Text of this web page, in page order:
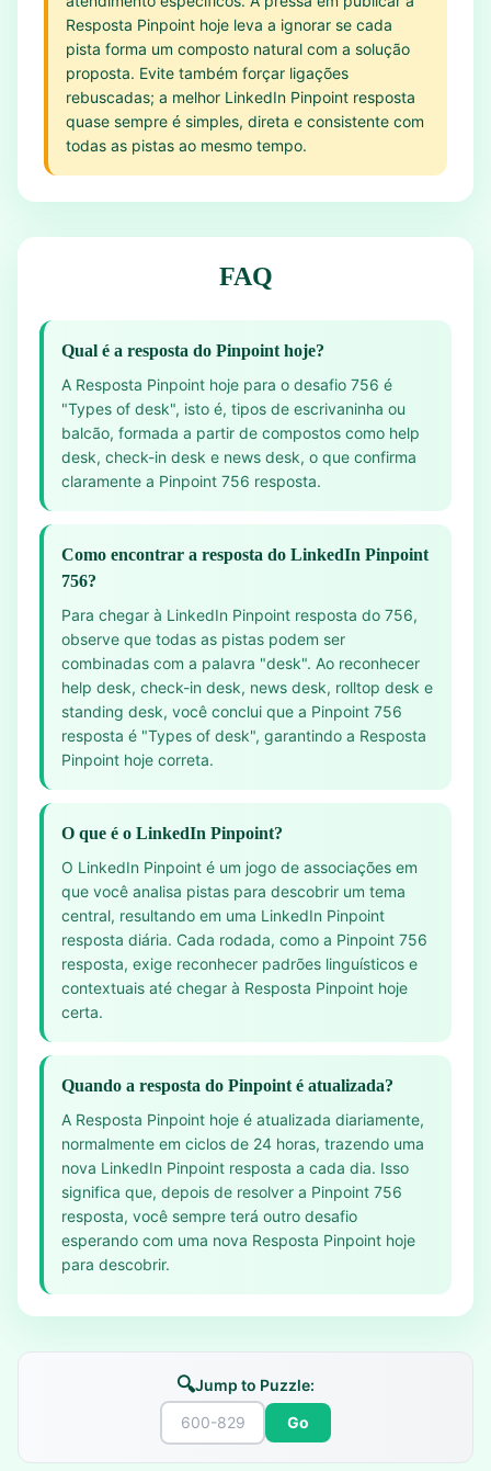
Resposta Pinpoint hoje leva a ignorar se cada
pista forma um composto natural com a solução
proposta. Evite também forçar ligações
rebuscadas; a melhor LinkedIn Pinpoint resposta
quase sempre é simples, direta e consistente com
todas as pistas ao mesmo tempo.
FAQ
Qual é a resposta do Pinpoint hoje?
A Resposta Pinpoint hoje para o desafio 756 é
"Types of desk", isto é, tipos de escrivaninha ou
balcão, formada a partir de compostos como help
desk, check-in desk e news desk, o que confirma
claramente a Pinpoint 756 resposta.
Como encontrar a resposta do LinkedIn Pinpoint
756?
Para chegar à LinkedIn Pinpoint resposta do 756,
observe que todas as pistas podem ser
combinadas com a palavra "desk". Ao reconhecer
help desk, check-in desk, news desk, rolltop desk e
standing desk, você conclui que a Pinpoint 756
resposta é "Types of desk", garantindo a Resposta
Pinpoint hoje correta.
O que é o LinkedIn Pinpoint?
O LinkedIn Pinpoint é um jogo de associações em
que você analisa pistas para descobrir um tema
central, resultando em uma LinkedIn Pinpoint
resposta diária. Cada rodada, como a Pinpoint 756
resposta, exige reconhecer padrões linguísticos e
contextuais até chegar à Resposta Pinpoint hoje
certa.
Quando a resposta do Pinpoint é atualizada?
A Resposta Pinpoint hoje é atualizada diariamente,
normalmente em ciclos de 24 horas, trazendo uma
nova LinkedIn Pinpoint resposta a cada dia. Isso
significa que, depois de resolver a Pinpoint 756
resposta, você sempre terá outro desafio
esperando com uma nova Resposta Pinpoint hoje
para descobrir.
🔍Jump to Puzzle:
Go